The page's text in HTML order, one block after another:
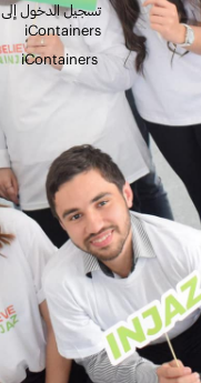
تسجيل الدخول إلى
iContainers